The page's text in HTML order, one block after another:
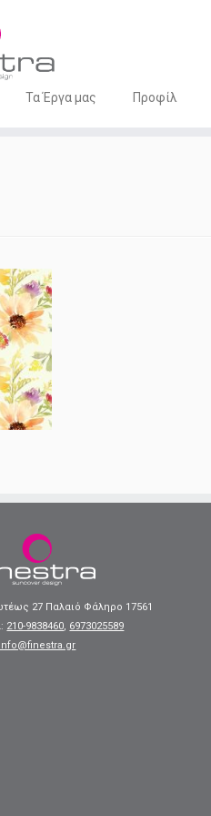
Τα Έργα μας Προφίλ
27 Παλαιό Φάληρο 17561
210-9838460, 6973025589
info@finestra.gr